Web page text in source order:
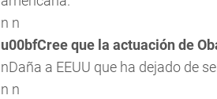
n n
u00bfCree que la actuación de
nDaña a EEUU que ha dejado de
n n